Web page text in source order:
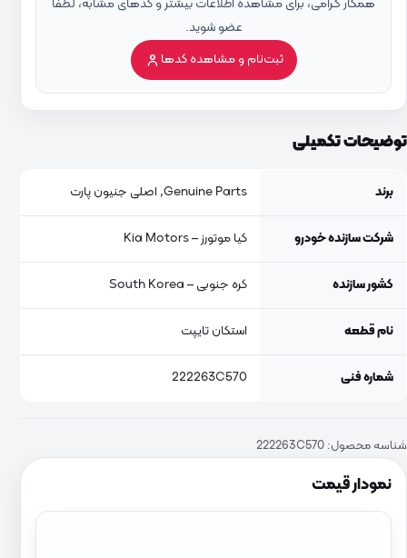
نمودار قیمت
همکار گرامی، برای مشاهده اطلاعات بیشتر و کدهای مشابه، لطفاً
عضو شوید.
ثبت‌نام و مشاهده کدها
توضیحات تکمیلی
برند Genuine Parts, اصلی جنیون پارت
شرکت سازنده خودرو کیا موتورز – Kia Motors
کشور سازنده کره جنوبی – South Korea
نام قطعه استکان تایپت
شماره فنی 222263C570
شناسه محصول: 222263C570